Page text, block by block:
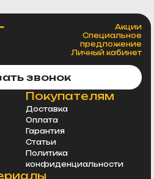
Акции
Специальное
предложение
Личный кабинет
звонок
Покупателям
Доставка
Оплата
Гарантия
Статьи
Политика
конфиденциальности